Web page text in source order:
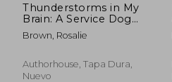
Thunderstorms in My
Brain: A Service Dog
Story (en Inglés)
Brown, Rosalie
Authorhouse, Tapa Dura,
Nuevo